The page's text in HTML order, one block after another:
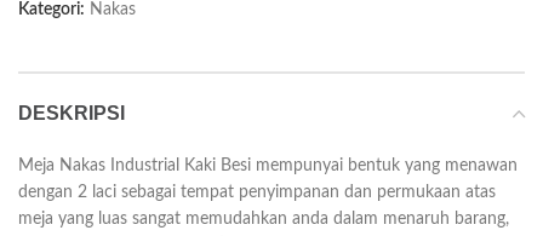
Kategori: Nakas
DESKRIPSI
Meja Nakas Industrial Kaki Besi mempunyai bentuk yang menawan
dengan 2 laci sebagai tempat penyimpanan dan permukaan atas
meja yang luas sangat memudahkan anda dalam menaruh barang,